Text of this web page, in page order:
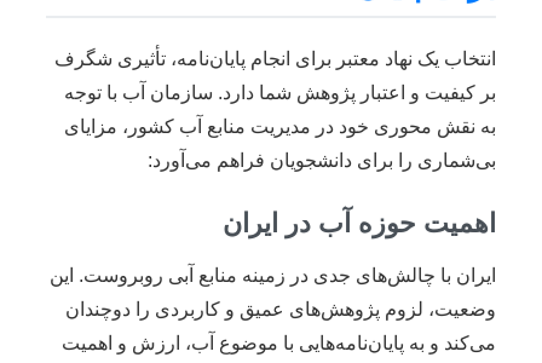
انتخاب یک نهاد معتبر برای انجام پایان‌نامه، تأثیری شگرف
بر کیفیت و اعتبار پژوهش شما دارد. سازمان آب با توجه
به نقش محوری خود در مدیریت منابع آب کشور، مزایای
بی‌شماری را برای دانشجویان فراهم می‌آورد:
اهمیت حوزه آب در ایران
ایران با چالش‌های جدی در زمینه منابع آبی روبروست. این
وضعیت، لزوم پژوهش‌های عمیق و کاربردی را دوچندان
می‌کند و به پایان‌نامه‌هایی با موضوع آب، ارزش و اهمیت